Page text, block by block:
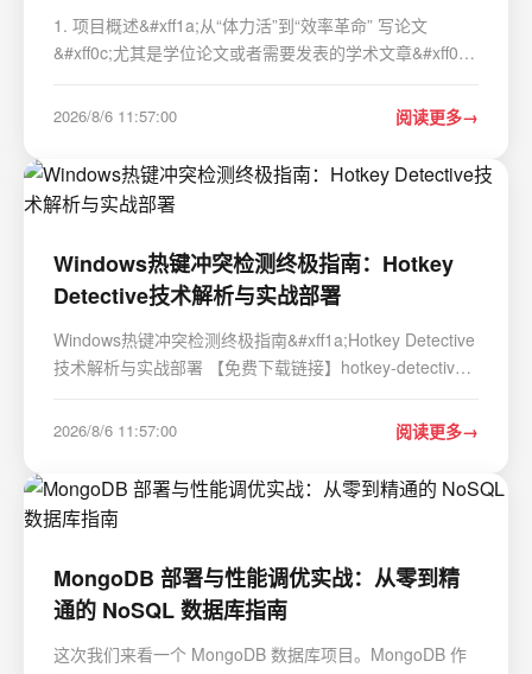
1. 项目概述&#xff1a;从“体力活”到“效率革命” 写论文
&#xff0c;尤其是学位论文或者需要发表的学术文章&#xff0c;
研究生和青年学者&#xff0c;在正文写作时文思泉涌&#xff0c;
2026/8/6 11:57:00 阅读更多
Windows热键冲突检测终极指南：Hotkey
Detective技术解析与实战部署
Windows热键冲突检测终极指南&#xff1a;Hotkey Detective
技术解析与实战部署 【免费下载链接】hotkey-detective
combinations under Windows 7 and later. 项目地址:
https://gitcode.com/gh_mirrors/ho/hotkey-detective …
2026/8/6 11:57:00 阅读更多
MongoDB 部署与性能调优实战：从零到精
通的 NoSQL 数据库指南
这次我们来看一个 MongoDB 数据库项目。MongoDB 作